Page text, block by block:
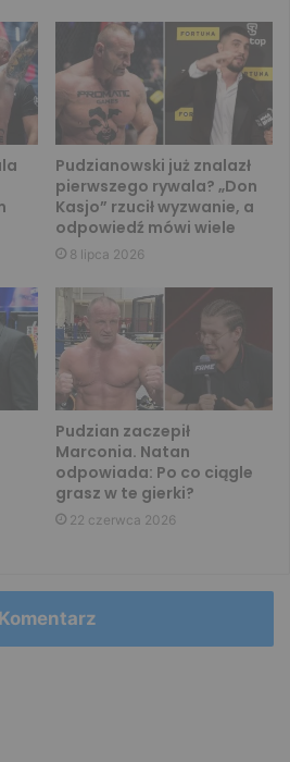
Pudzianowski już znalazł
pierwszego rywala? „Don
Kasjo” rzucił wyzwanie, a
odpowiedź mówi wiele
8 lipca 2026
Pudzian zaczepił
Marconia. Natan
odpowiada: Po co ciągle
grasz w te gierki?
22 czerwca 2026
Komentarz